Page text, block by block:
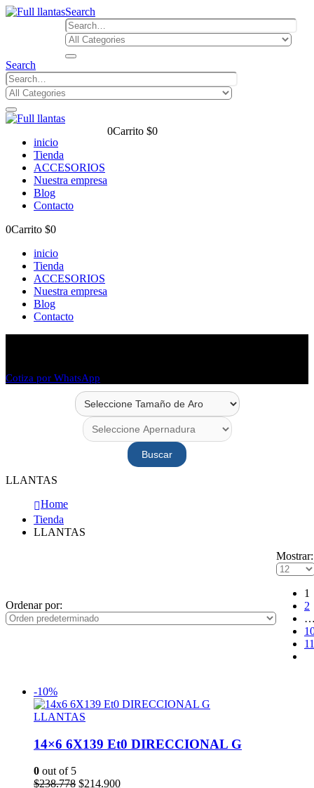
Search
Search
inicio
Tienda
ACCESORIOS
Nuestra empresa
Blog
Contacto
0Carrito $0
0Carrito $0
inicio
Tienda
ACCESORIOS
Nuestra empresa
Blog
Contacto
Cotiza por WhatsApp
Buscar
LLANTAS
Home
Tienda
LLANTAS
Ordenar por:
Mostrar:
1
2
11
-10%
LLANTAS
14×6 6X139 Et0 DIRECCIONAL G
0 out of 5
$238.778 El
$214.900El